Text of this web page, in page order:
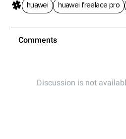
huawei huawei freelace pro